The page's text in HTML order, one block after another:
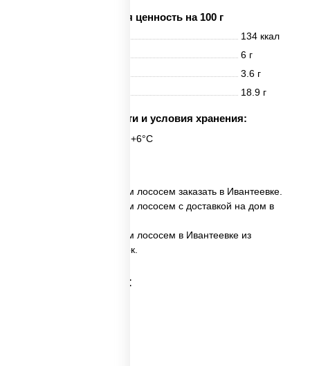
Пищевая ценность на 100 г
134 ккал
6 г
3.6 г
18.9 г
Срок годности и условия хранения:
6 часов при t° от +2°C до +6°C
✅ Спайс ролл с копченым лососем заказать в Ивантеевке.
✅ Спайс ролл с копченым лососем с доставкой на дом в
✅ Спайс ролл с копченым лососем в Ивантеевке из
ресторана ПиццаСушиВок.
Категории товара: